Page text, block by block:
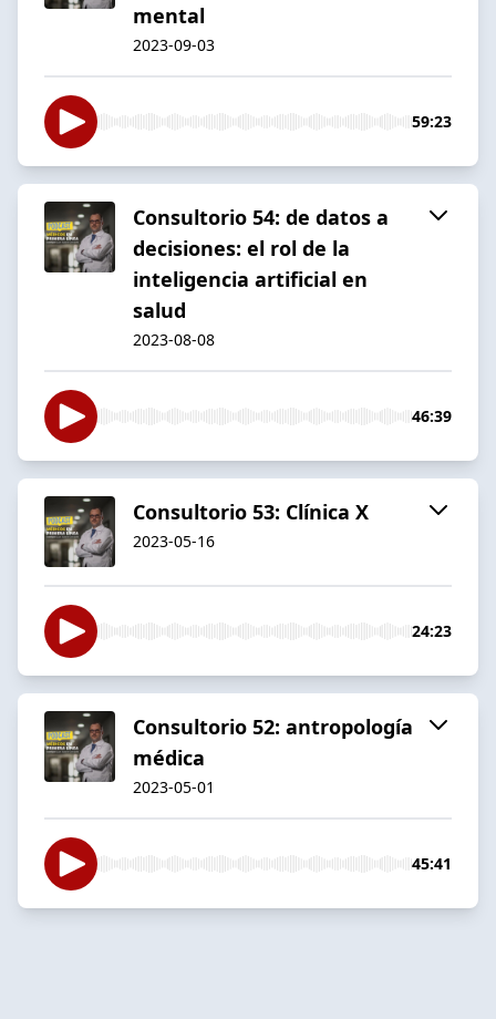
mental
2023-09-03
59:23
Consultorio 54: de datos a
decisiones: el rol de la
inteligencia artificial en
salud
2023-08-08
46:39
Consultorio 53: Clínica X
2023-05-16
24:23
Consultorio 52: antropología
médica
2023-05-01
45:41